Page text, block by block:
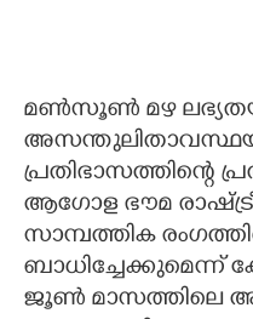
മണ്‍സൂണ്‍ മഴ
പ്രതിഭാസത്തിന്റെ
ആഗോള ഭൗമ
സാമ്പത്തിക
ബാധിച്ചേക്കുമെന്ന്
ജൂണ്‍ മാസത്തിലെ